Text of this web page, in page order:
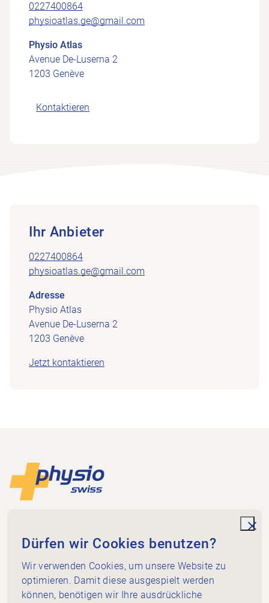
0227400864
physioatlas.ge@gmail.com
Physio Atlas
Avenue De-Luserna 2
1203 Genève
Kontaktieren
Ihr Anbieter
0227400864
physioatlas.ge@gmail.com
Adresse
Physio Atlas
Avenue De-Luserna 2
1203 Genève
Jetzt kontaktieren
Footer
Dammweg 3
3013 Bern
+41 58 255 36 00
info@physioswiss.ch
Social Media
Dürfen wir Cookies benutzen?
Wir verwenden Cookies, um unsere Website zu
optimieren. Damit diese ausgespielt werden
können, benötigen wir Ihre ausdrückliche